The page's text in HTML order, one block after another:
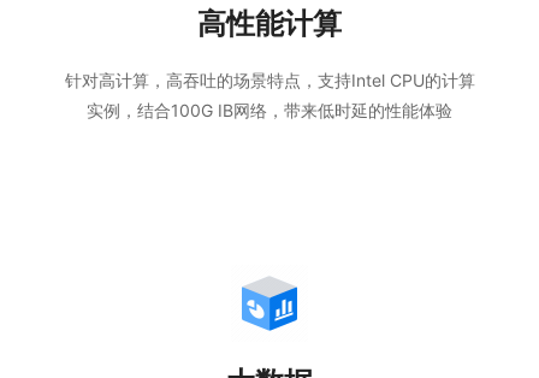
高性能计算
针对高计算，高吞吐的场景特点，支持Intel CPU的计算
实例，结合100G IB网络，带来低时延的性能体验